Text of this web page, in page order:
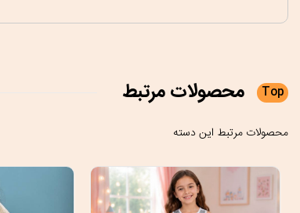
Top محصولاتمرتبط
محصولات مرتبط این دسته